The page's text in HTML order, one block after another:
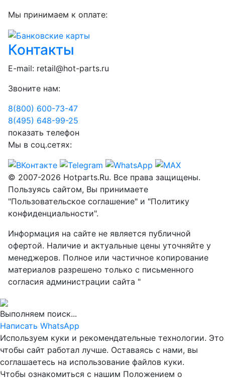
Мы принимаем к оплате:
Контакты
E-mail: retail@hot-parts.ru
Звоните нам:
8(800) 600-73-47
8(495) 648-99-25
показать телефон
Мы в соц.сетях:
© 2007-2026 Hotparts.Ru. Все права защищены.
Пользуясь сайтом, Вы принимаете
"Пользовательское соглашение" и "Политику
конфиденциальности".
Информация на сайте не является публичной
офертой. Наличие и актуальные цены уточняйте у
менеджеров. Полное или частичное копирование
материалов разрешено только с письменного
согласия администрации сайта "
Выполняем поиск...
Написать WhatsApp
Используем куки и рекомендательные технологии. Это
чтобы сайт работал лучше. Оставаясь с нами, вы
соглашаетесь на использование файлов куки.
Чтобы ознакомиться с нашим Положением о